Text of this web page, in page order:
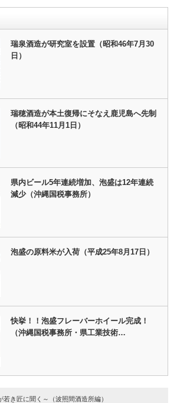
瑞泉酒造が研究室を設置（昭和46年7月30
日）
瑞穂酒造が本土復帰にそなえ鹿児島へ先制
（昭和44年11月1日）
県内ビール5年連続増加、泡盛は12年連続
減少（沖縄国税事務所）
泡盛の原料米が入荷（平成25年8月17日）
快挙！！泡盛フレーバーホイール完成！
（沖縄国税事務所・県工業技術…
き匠に聞く～（波照間酒造所編）